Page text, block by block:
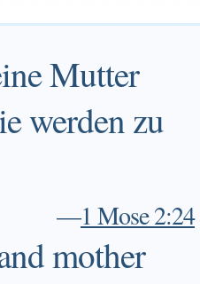
Mutter
werden zu
—1 Mose 2:24
mother